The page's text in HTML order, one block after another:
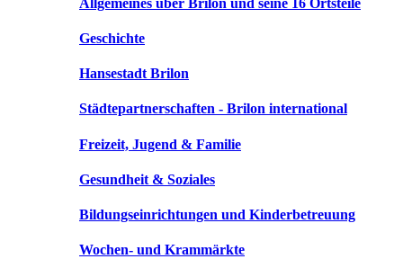
Geschichte
Hansestadt Brilon
Städtepartnerschaften - Brilon international
Freizeit, Jugend & Familie
Gesundheit & Soziales
Bildungseinrichtungen und Kinderbetreuung
Wochen- und Krammärkte